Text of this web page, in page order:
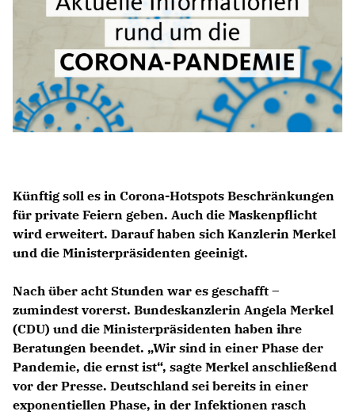
CDU Fraktion im Brandenburger Landtag
CDU Brandenburg
CDU Potsdam
Künftig soll es in Corona-Hotspots Beschränkungen
für private Feiern geben. Auch die Maskenpflicht
wird erweitert. Darauf haben sich Kanzlerin Merkel
und die Ministerpräsidenten geeinigt.
Nach über acht Stunden war es geschafft –
zumindest vorerst. Bundeskanzlerin Angela Merkel
(CDU) und die Ministerpräsidenten haben ihre
Beratungen beendet. „Wir sind in einer Phase der
Pandemie, die ernst ist“, sagte Merkel anschließend
vor der Presse. Deutschland sei bereits in einer
exponentiellen Phase, in der Infektionen rasch